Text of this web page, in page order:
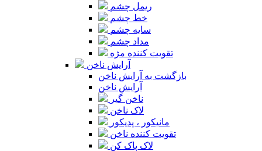
ریمل چشم
خط چشم
سایه چشم
مداد چشم
تقویت کننده مژه
آرایش ناخن
بازگشت به آرایش ناخن
آرایش ناخن
ناخن گیر
لاک ناخن
مانیکور ، پدیکور
تقویت کننده ناخن
لاک پاک کن